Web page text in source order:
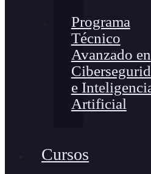
Programa
Técnico
Avanzado en
e
Artificial
Cursos